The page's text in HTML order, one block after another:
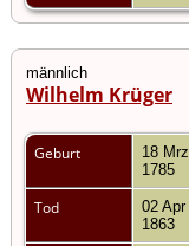
männlich
Wilhelm Krüger
Geburt
18 Mrz
1785
Tod
02 Apr
1863